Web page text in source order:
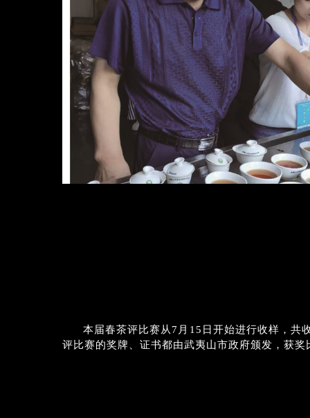
本届春茶评比赛从7月15日开始进行收样，共
评比赛的奖牌、证书都由武夷山市政府颁发，获